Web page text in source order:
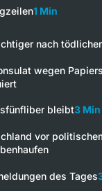
1 Min
nach
wegen
bleibt3 Min
vor
des Tages